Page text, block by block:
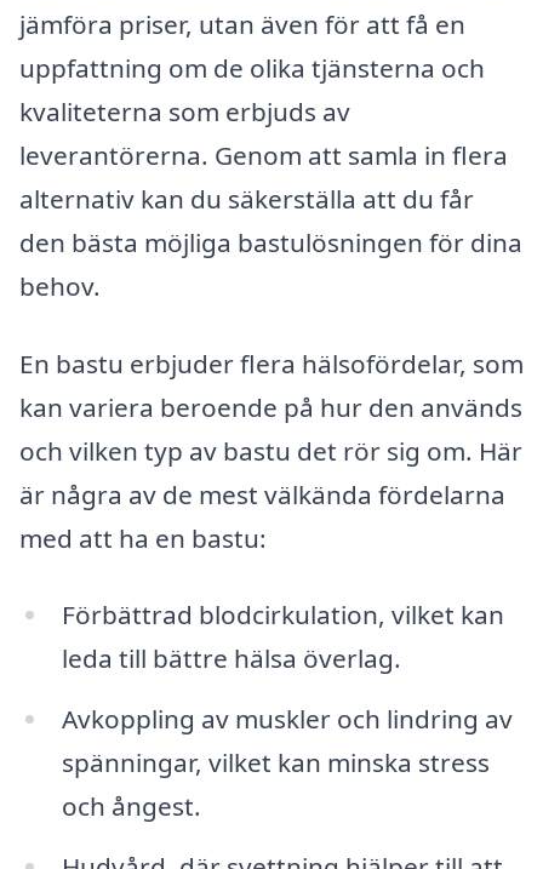
jämföra priser, utan även för att få en
uppfattning om de olika tjänsterna och
kvaliteterna som erbjuds av
leverantörerna. Genom att samla in flera
alternativ kan du säkerställa att du får
den bästa möjliga bastulösningen för dina
behov.
En bastu erbjuder flera hälsofördelar, som
kan variera beroende på hur den används
och vilken typ av bastu det rör sig om. Här
är några av de mest välkända fördelarna
med att ha en bastu:
Förbättrad blodcirkulation, vilket kan
leda till bättre hälsa överlag.
Avkoppling av muskler och lindring av
spänningar, vilket kan minska stress
och ångest.